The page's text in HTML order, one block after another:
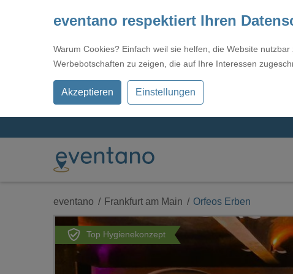
eventano respektiert Ihren
Warum Cookies? Einfach weil sie helfen, die Website
Werbebotschaften zu zeigen, die auf Ihre Interessen
Akzeptieren Einstellungen
eventano Frankfurt am Main Orfeos Erben
Top Hygienekonzept